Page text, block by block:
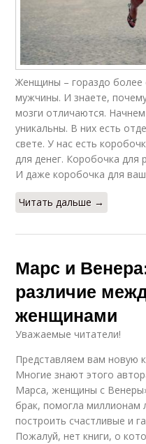
Женщины – гораздо более
мужчины. И знаете,
мозги отличаются.
уникальны. В них есть
свете. У нас есть
для денег. Коробочка для
И даже коробочка для
Читать дальше →
Марс и
различие
женщинами
Уважаемые читатели!
Представляем вам новую
Многие знают этого
Марса, женщины с
брак, помогла миллионам
построить счастливые и
Пожалуй, нет книги, о